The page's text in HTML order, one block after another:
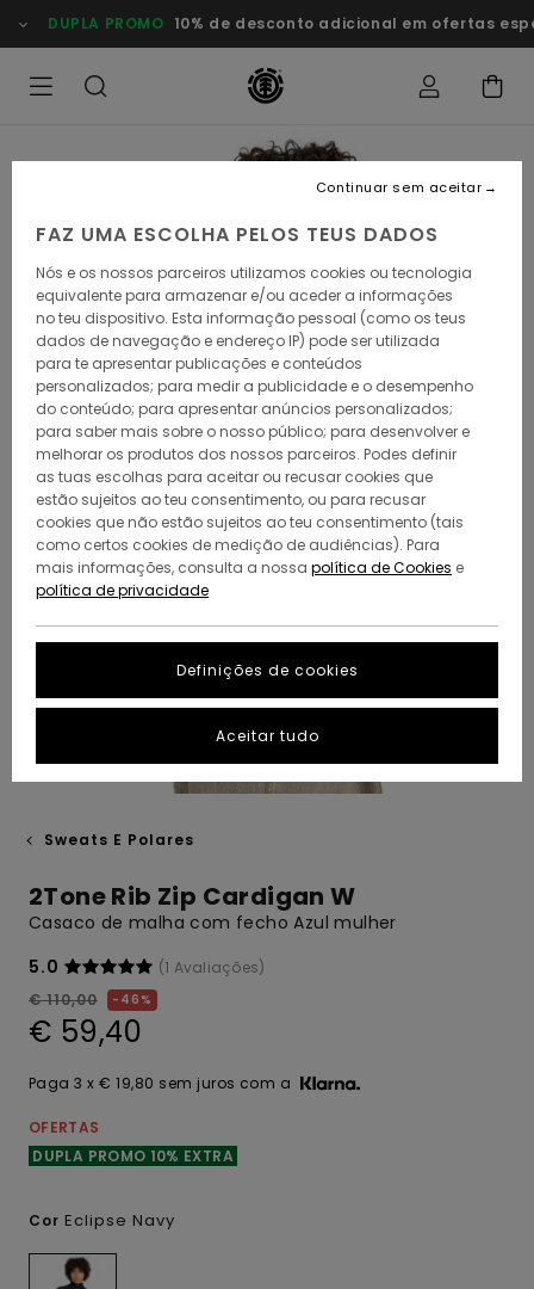
para
a
DUPLA PROMO 10% de desconto adicional em ofertas
Sweats E Polares
2Tone Rib Zip Cardigan W
Casaco de malha com fecho Azul mulher
5.0
(1 Avaliações)
€ 110,00
46%
€ 59,40
Paga 3 x € 19,80 sem juros com a
OFERTAS
DUPLA PROMO 10% EXTRA
Cor Eclipse Navy
FAZ UMA ESCOLHA PELOS TEUS DADOS
Nós e os nossos parceiros utilizamos cookies ou tecnologia
equivalente para armazenar e/ou aceder a informações
no teu dispositivo. Esta informação pessoal (como os teus
dados de navegação e endereço IP) pode ser utilizada
para te apresentar publicações e conteúdos
personalizados; para medir a publicidade e o desempenho
do conteúdo; para apresentar anúncios personalizados;
para saber mais sobre o nosso público; para desenvolver e
melhorar os produtos dos nossos parceiros. Podes definir
as tuas escolhas para aceitar ou recusar cookies que
estão sujeitos ao teu consentimento, ou para recusar
cookies que não estão sujeitos ao teu consentimento (tais
como certos cookies de medição de audiências). Para
mais informações, consulta a nossa política de Cookies e
política de privacidade
Definições de cookies
Continuar sem aceitar
Aceitar tudo